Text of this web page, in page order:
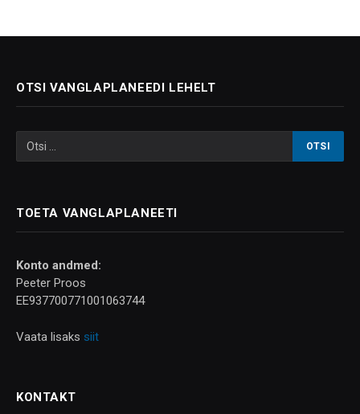
OTSI VANGLAPLANEEDI LEHELT
TOETA VANGLAPLANEETI
Konto andmed:
Peeter Proos
EE937700771001063744
Vaata lisaks siit
KONTAKT